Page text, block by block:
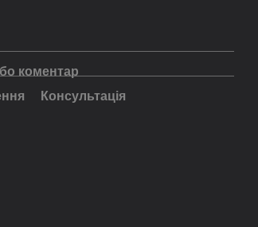
коментар
Консультація